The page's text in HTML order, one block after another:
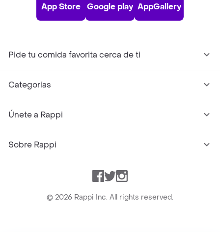
App Store Google play AppGallery
Pide tu comida favorita cerca de ti
Categorías
Únete a Rappi
Sobre Rappi
Facebook
TwitterInstagram
© 2026 Rappi Inc. All rights reserved.